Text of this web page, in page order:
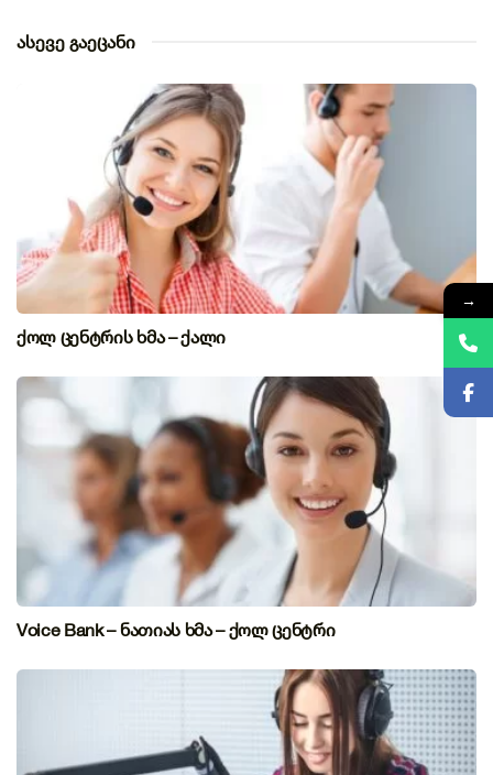
ასევე გაეცანი
ქოლ ცენტრის ხმა – ქალი
Voice Bank – ნათიას ხმა – ქოლ ცენტრი
→